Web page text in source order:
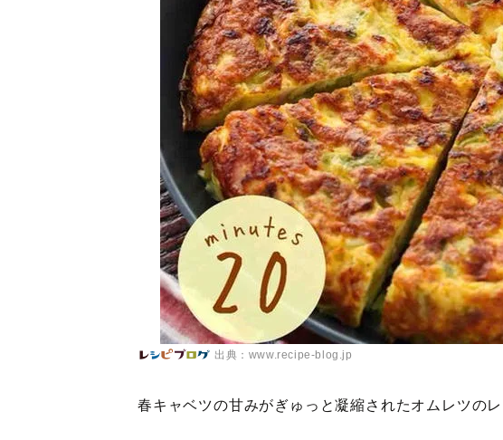
出典：www.recipe-blog.jp
春キャベツの甘みがぎゅっと凝縮されたオムレツのレ